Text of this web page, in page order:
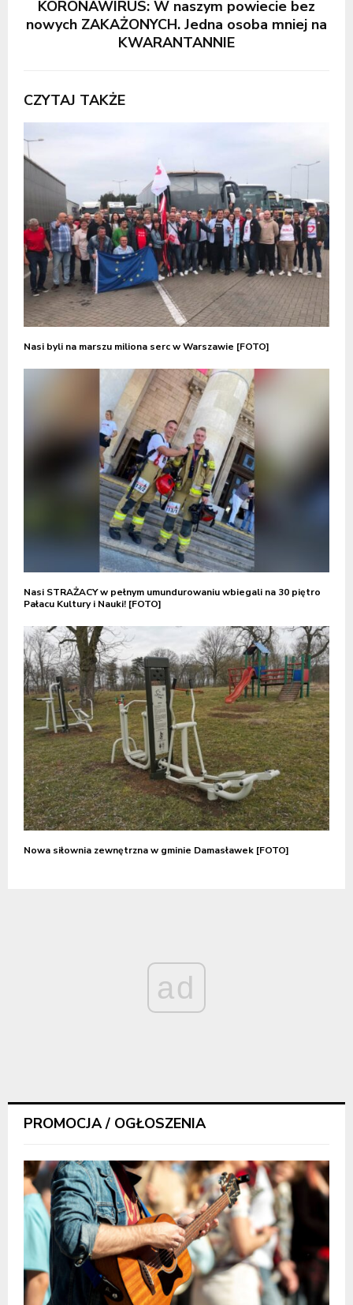
KORONAWIRUS: W naszym powiecie bez
nowych ZAKAŻONYCH. Jedna osoba mniej na
KWARANTANNIE
CZYTAJ TAKŻE
Nasi byli na marszu miliona serc w Warszawie [FOTO]
Nasi STRAŻACY w pełnym umundurowaniu wbiegali na 30 piętro
Pałacu Kultury i Nauki! [FOTO]
Nowa siłownia zewnętrzna w gminie Damasławek [FOTO]
ad
PROMOCJA / OGŁOSZENIA